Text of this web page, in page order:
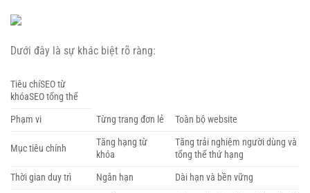
Dưới đây là sự khác biệt rõ ràng:
Tiêu chíSEO từ
khóaSEO tổng thể
Phạm vi
Từng trang đơn lẻ Toàn bộ website
Mục tiêu chính
Tăng hạng từ
khóa
Tăng trải nghiệm người dùng và
tổng thể thứ hạng
Thời gian duy trì
Ngắn hạn Dài hạn và bền vững